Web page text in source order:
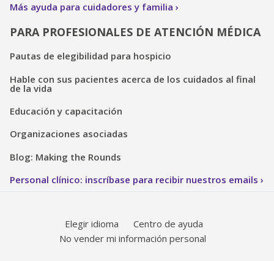
Más ayuda para cuidadores y familia
PARA PROFESIONALES DE ATENCIÓN MÉDICA
Pautas de elegibilidad para hospicio
Hable con sus pacientes acerca de los cuidados al final
de la vida
Educación y capacitación
Organizaciones asociadas
Blog: Making the Rounds
Personal clínico: inscríbase para recibir nuestros emails
Elegir idioma
Centro de ayuda
No vender mi información personal